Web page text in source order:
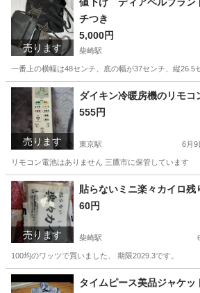
売ります
チつき
5,000円
柴崎駅
一番上の横幅は48センチ、底の幅が37センチ、縦
東京 調布市 柴崎駅 バッグ
売ります
ダイキン冷暖房機のリモコ
555円
東京駅 6月9
リモコン電池はありません 三鷹市に保管しています
東京 中央区 東京駅 季節、空調家電
売ります
貼らないミニ楽々カイロ残
60円
柴崎駅
100均のワッツで買いました、 期限2029.3です。
東京 調布市 柴崎駅 家庭用品 100均
タイムピース美品ジャケッ